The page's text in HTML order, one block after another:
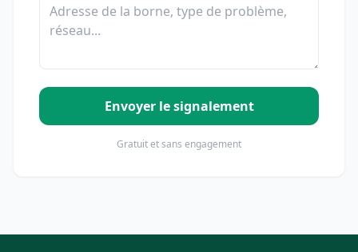
Envoyer le signalement
Gratuit et sans engagement